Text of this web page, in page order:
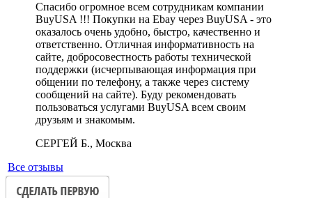
Спасибо огромное всем сотрудникам компании
BuyUSA !!! Покупки на Ebay через BuyUSA - это
оказалось очень удобно, быстро, качественно и
ответственно. Отличная информативность на
сайте, добросовестность работы технической
поддержки (исчерпывающая информация при
общении по телефону, а также через систему
сообщений на сайте). Буду рекомендовать
пользоваться услугами BuyUSA всем своим
друзьям и знакомым.
СЕРГЕЙ Б., Москва
Все отзывы